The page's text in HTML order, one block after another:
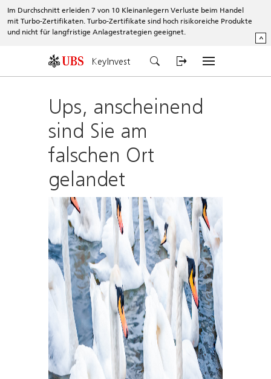
Im Durchschnitt erleiden 7 von 10 Kleinanlegern Verluste beim Handel
mit Turbo-Zertifikaten. Turbo-Zertifikate sind hoch risikoreiche Produkte
und nicht für langfristige Anlagestrategien geeignet.
^
KeyInvest
Ups, anscheinend
sind Sie am
falschen Ort
gelandet